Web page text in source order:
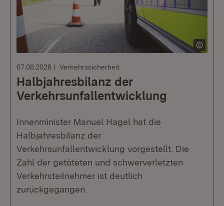
07.08.2026 Verkehrssicherheit
Halbjahresbilanz der
Verkehrsunfallentwicklung
Innenminister Manuel Hagel hat die
Halbjahresbilanz der
Verkehrsunfallentwicklung vorgestellt. Die
Zahl der getöteten und schwerverletzten
Verkehrsteilnehmer ist deutlich
zurückgegangen.